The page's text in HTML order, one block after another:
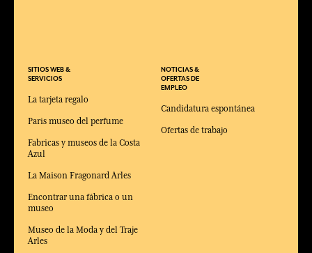
SITIOS WEB &
SERVICIOS
La tarjeta regalo
Paris museo del perfume
Fabricas y museos de la Costa
Azul
La Maison Fragonard Arles
Encontrar una fábrica o un
museo
Museo de la Moda y del Traje
Arles
NOTICIAS &
OFERTAS DE
EMPLEO
Candidatura espontánea
Ofertas de trabajo